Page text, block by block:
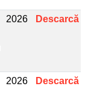
2026 Descarcă
2026 Descarcă